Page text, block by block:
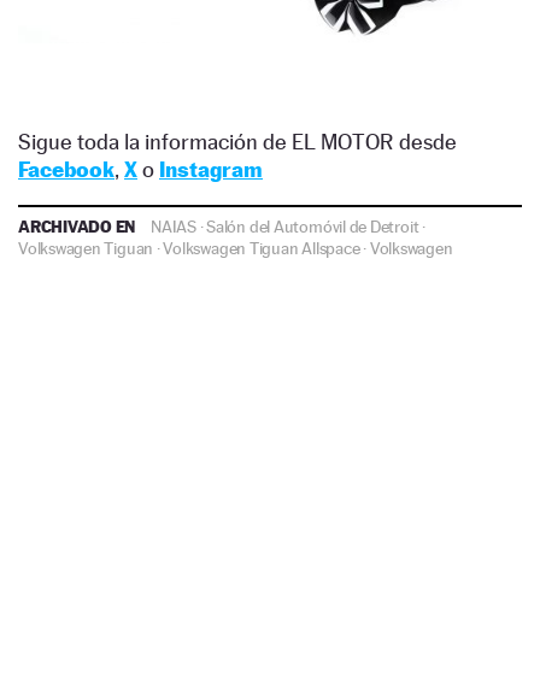
Sigue toda la información de EL MOTOR desde
Facebook, Xo Instagram
ARCHIVADO EN NAIAS·Salón del Automóvil de Detroit·
Volkswagen Tiguan ·Volkswagen Tiguan Allspace·Volkswagen